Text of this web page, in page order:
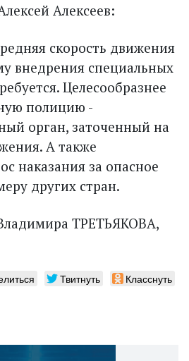
Алексеев:
скорость движения
внедрения специальных
Целесообразнее
полицию -
орган, заточенный на
А также
наказания за опасное
других стран.
ТРЕТЬЯКОВА,
Твитнуть Класснуть